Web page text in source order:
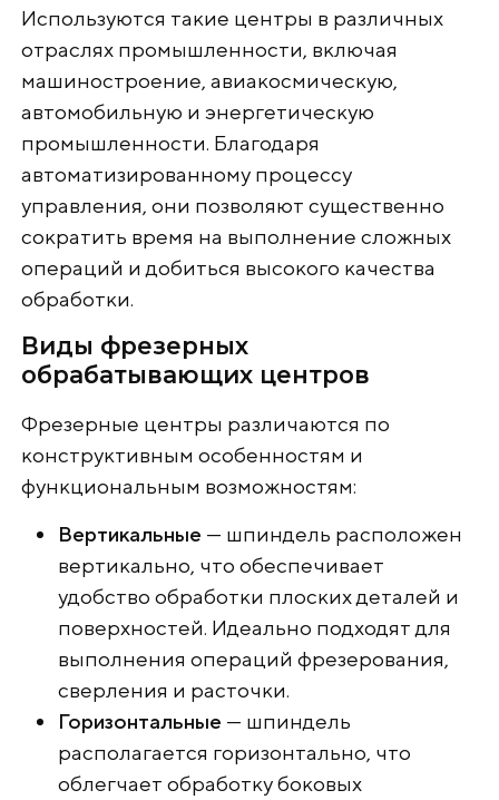
Используются такие центры в различных
отраслях промышленности, включая
машиностроение, авиакосмическую,
автомобильную и энергетическую
промышленности. Благодаря
автоматизированному процессу
управления, они позволяют существенно
сократить время на выполнение сложных
операций и добиться высокого качества
обработки.
Виды фрезерных
обрабатывающих центров
Фрезерные центры различаются по
конструктивным особенностям и
функциональным возможностям:
Вертикальные — шпиндель расположен
вертикально, что обеспечивает
удобство обработки плоских деталей и
поверхностей. Идеально подходят для
выполнения операций фрезерования,
сверления и расточки.
Горизонтальные — шпиндель
располагается горизонтально, что
облегчает обработку боковых